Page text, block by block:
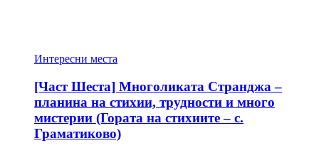
Интересни места
[Част Шеста] Многоликата Странджа –
планина на стихии, трудности и много
мистерии (Гората на стихиите – с.
Граматиково)